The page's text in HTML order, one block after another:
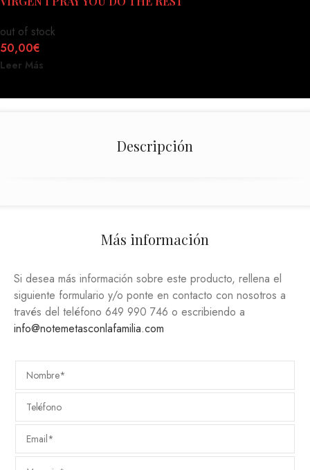
out of stock
50,00€
Leer Más
Descripción
Más información
Si desea más información sobre este producto, rellena el
siguiente formulario y/o ponte en contacto con nosotros a
través del teléfono 649 990 746 o escribiendo a
info@notemetasconlafamilia.com